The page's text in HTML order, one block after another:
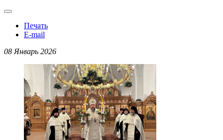
Печать
E-mail
08 Январь 2026